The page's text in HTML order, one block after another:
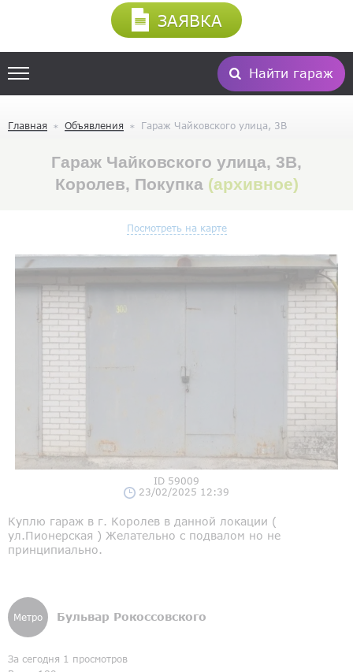
Найти гараж
ЗАЯВКА
Главная Объявления Гараж Чайковского улица, 3В
Гараж Чайковского улица, 3В,
Королев, Покупка (архивное)
Посмотреть на карте
ID 59009
23/02/2025 12:39
Куплю гараж в г. Королев в данной локации (
ул.Пионерская ) Желательно с подвалом но не
принципиально.
Метро Бульвар Рокоссовского
За сегодня 1 просмотров